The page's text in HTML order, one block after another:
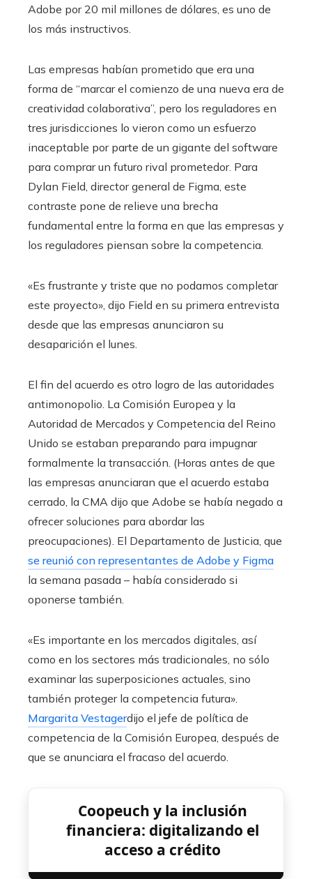
Adobe por 20 mil millones de dólares, es uno de
los más instructivos.
Las empresas habían prometido que era una
forma de “marcar el comienzo de una nueva era de
creatividad colaborativa”, pero los reguladores en
tres jurisdicciones lo vieron como un esfuerzo
inaceptable por parte de un gigante del software
para comprar un futuro rival prometedor. Para
Dylan Field, director general de Figma, este
contraste pone de relieve una brecha
fundamental entre la forma en que las empresas y
los reguladores piensan sobre la competencia.
«Es frustrante y triste que no podamos completar
este proyecto», dijo Field en su primera entrevista
desde que las empresas anunciaron su
desaparición el lunes.
El fin del acuerdo es otro logro de las autoridades
antimonopolio. La Comisión Europea y la
Autoridad de Mercados y Competencia del Reino
Unido se estaban preparando para impugnar
formalmente la transacción. (Horas antes de que
las empresas anunciaran que el acuerdo estaba
cerrado, la CMA dijo que Adobe se había negado a
ofrecer soluciones para abordar las
preocupaciones). El Departamento de Justicia, que
se reunió con representantes de Adobe y Figma
la semana pasada – había considerado si
oponerse también.
«Es importante en los mercados digitales, así
como en los sectores más tradicionales, no sólo
examinar las superposiciones actuales, sino
también proteger la competencia futura».
Margarita Vestagerdijo el jefe de política de
competencia de la Comisión Europea, después de
que se anunciara el fracaso del acuerdo.
Coopeuch y la inclusión
financiera: digitalizando el
acceso a crédito